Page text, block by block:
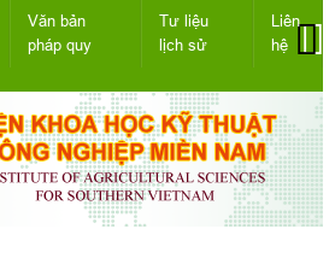
Văn bản
pháp quy
Tư liệu
lịch sử
Liên
hệ